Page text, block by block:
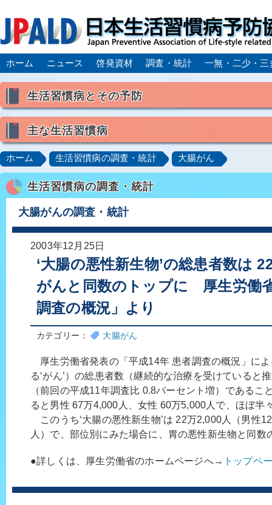
ホーム ニュース 啓発資材 調査・統計 一無・二少・三
生活習慣病とその予防
喫煙
食生活
主な生活習慣病
高血圧 脂質異常症（高脂血症） 糖尿病
肥満症／メタボリックシンドローム
動脈硬化
心
脂肪肝／NAFLD／NASH
アルコール肝疾患
ロコモティブシンドローム／サルコペニア／フレイル
ホーム 生活習慣病の調査・統計 大腸がん
生活習慣病の調査・統計
大腸がんの調査・統計
2003年12月25日
‘大腸の悪性新生物’の総患者数は
がんと同数のトップに 厚生労働
調査の概況」より
カテゴリー： 大腸がん
厚生労働省発表の「平成14年 患者調査の概況」に
る‘がん’）の総患者数（継続的な治療を受けていると
（前回の平成11年調査比 0.8パーセント増）であるこ
ると男性 67万4,000人、女性 60万5,000人で、ほぼ半
このうち‘大腸の悪性新生物’は 22万2,000人（男性
人）で、部位別にみた場合に、胃の悪性新生物と同数
●詳しくは、厚生労働省のホームページへ→ トップペ